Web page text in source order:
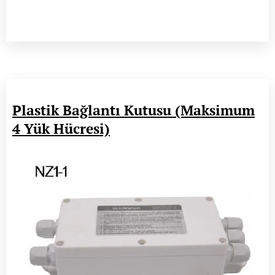
Plastik Bağlantı Kutusu (Maksimum
4 Yük Hücresi)